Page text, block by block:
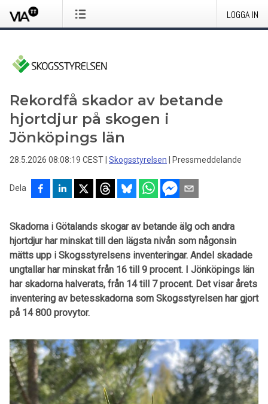
LOGGA IN
Rekordfå skador av betande
hjortdjur på skogen i
Jönköpings län
28.5.2026 08:08:19 CEST Skogsstyrelsen Pressmeddelande
Dela
Skadorna i Götalands skogar av betande älg och andra
hjortdjur har minskat till den lägsta nivån som någonsin
mätts upp i Skogsstyrelsens inventeringar. Andel skadade
ungtallar har minskat från 16 till 9 procent. I Jönköpings län
har skadorna halverats, från 14 till 7 procent. Det visar årets
inventering av betesskadorna som Skogsstyrelsen har gjort
på 14 800 provytor.